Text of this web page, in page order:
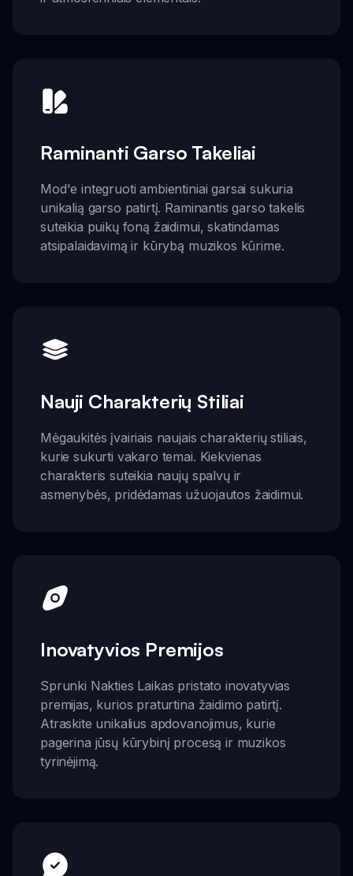
Raminanti Garso Takeliai
Mod'e integruoti ambientiniai garsai sukuria
unikalią garso patirtį. Raminantis garso takelis
suteikia puikų foną žaidimui, skatindamas
atsipalaidavimą ir kūrybą muzikos kūrime.
Nauji Charakterių Stiliai
Mėgaukitės įvairiais naujais charakterių stiliais,
kurie sukurti vakaro temai. Kiekvienas
charakteris suteikia naujų spalvų ir
asmenybės, pridėdamas užuojautos žaidimui.
Inovatyvios Premijos
Sprunki Nakties Laikas pristato inovatyvias
premijas, kurios praturtina žaidimo patirtį.
Atraskite unikalius apdovanojimus, kurie
pagerina jūsų kūrybinį procesą ir muzikos
tyrinėjimą.